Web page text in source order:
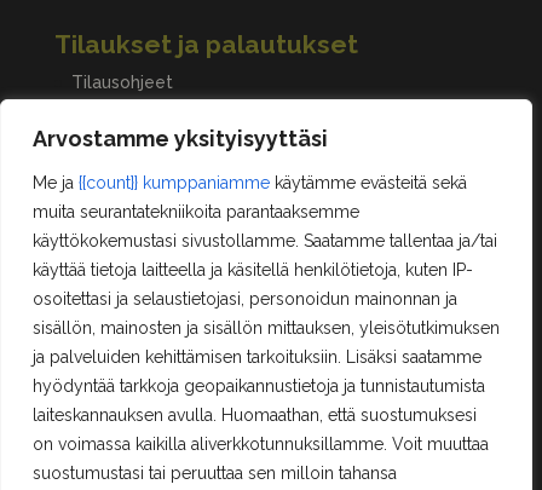
Arvostamme yksityisyyttäsi
Me ja {{count}} kumppaniamme käytämme evästeitä sekä
muita seurantatekniikoita parantaaksemme
käyttökokemustasi sivustollamme. Saatamme tallentaa ja/tai
käyttää tietoja laitteella ja käsitellä henkilötietoja, kuten IP-
osoitettasi ja selaustietojasi, personoidun mainonnan ja
sisällön, mainosten ja sisällön mittauksen, yleisötutkimuksen
ja palveluiden kehittämisen tarkoituksiin. Lisäksi saatamme
hyödyntää tarkkoja geopaikannustietoja ja tunnistautumista
laiteskannauksen avulla. Huomaathan, että suostumuksesi
on voimassa kaikilla aliverkkotunnuksillamme. Voit muuttaa
suostumustasi tai peruuttaa sen milloin tahansa
Tilaukset ja palautukset
Tilausohjeet
Asiakastilini
Oma tili
Ostoskori
Rekisteröityminen
Kilpailut ja säännöt
Yhteystiedot
Erä-Lindroos Oy